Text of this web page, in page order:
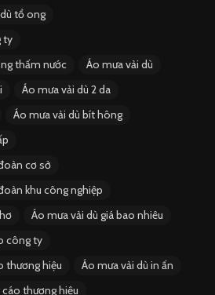
tổ ong
ty
thấm nước
Áo mưa vải dù
Áo mưa vải dù 2 da
Áo mưa vải dù bít hông
cơ sở
khu công nghiệp
Áo mưa vải dù giá bao nhiêu
công ty
thương hiệu
Áo mưa vải dù in ấn
thương hiệu